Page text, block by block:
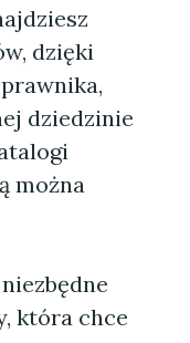
dzięki
dziedzinie
można
która chce